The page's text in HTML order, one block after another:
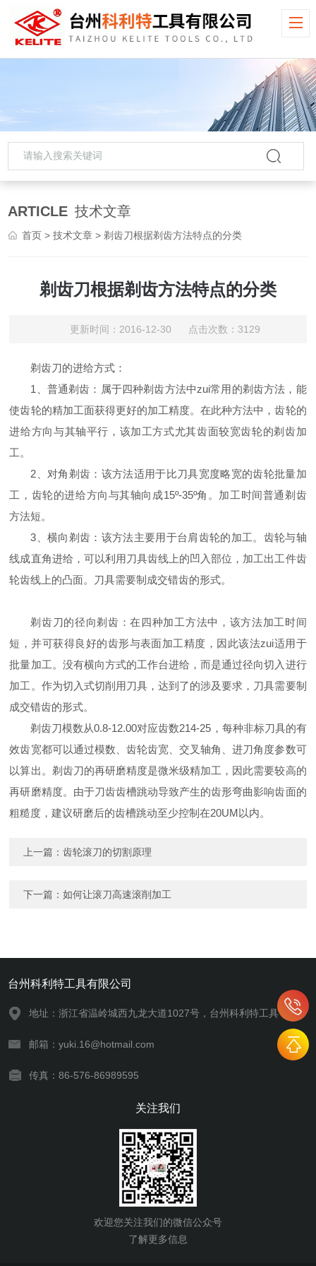
ARTICLE 技术文章
首页 >技术文章 > 剃齿刀根据剃齿方法特点的分类
剃齿刀根据剃齿方法特点的分类
更新时间：2016-12-30 点击次数：3129
剃齿刀的进给方式：
1、普通剃齿：属于四种剃齿方法中zui常用的剃齿方法，能
使齿轮的精加工面获得更好的加工精度。在此种方法中，齿轮的
进给方向与其轴平行，该加工方式尤其齿面较宽齿轮的剃齿加
工。
2、对角剃齿：该方法适用于比刀具宽度略宽的齿轮批量加
工，齿轮的进给方向与其轴向成15º-35º角。加工时间普通剃齿
方法短。
3、横向剃齿：该方法主要用于台肩齿轮的加工。齿轮与轴
线成直角进给，可以利用刀具齿线上的凹入部位，加工出工件齿
轮齿线上的凸面。刀具需要制成交错齿的形式。
剃齿刀的径向剃齿：在四种加工方法中，该方法加工时间
短，并可获得良好的齿形与表面加工精度，因此该法zui适用于
批量加工。没有横向方式的工作台进给，而是通过径向切入进行
加工。作为切入式切削用刀具，达到了的涉及要求，刀具需要制
成交错齿的形式。
剃齿刀模数从0.8-12.00对应齿数214-25，每种非标刀具的有
效齿宽都可以通过模数、齿轮齿宽、交叉轴角、进刀角度参数可
以算出。剃齿刀的再研磨精度是微米级精加工，因此需要较高的
再研磨精度。由于刀齿齿槽跳动导致产生的齿形弯曲影响齿面的
粗糙度，建议研磨后的齿槽跳动至少控制在20UM以内。
上一篇：齿轮滚刀的切割原理
下一篇：如何让滚刀高速滚削加工
台州科利特工具有限公司
地址：浙江省温岭城西九龙大道1027号，台州科利特工具
邮箱：yuki.16@hotmail.com
传真：86-576-86989595
关注我们
欢迎您关注我们的微信公众号
了解更多信息